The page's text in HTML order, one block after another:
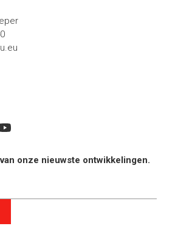
onze nieuwste ontwikkelingen.